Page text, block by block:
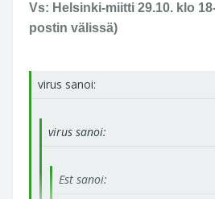
Vs: Helsinki-miitti 29.10. klo
postin välissä)
virus sanoi:
virus sanoi:
Est sanoi: